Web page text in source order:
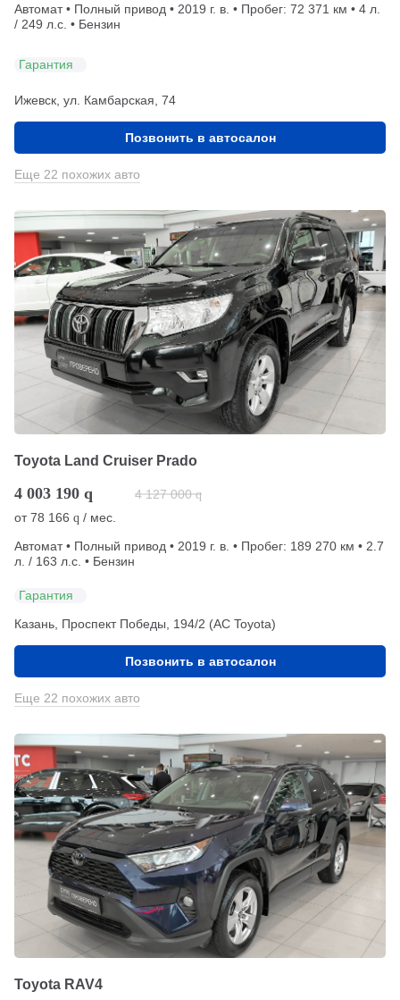
Автомат • Полный привод • 2019 г. в. • Пробег: 72 371 км • 4 л.
/ 249 л.с. • Бензин
Гарантия
Ижевск, ул. Камбарская, 74
Позвонить в автосалон
Еще 22 похожих авто
Toyota Land Cruiser Prado
4 003 190 q 4 127 000 q
от78 166 q / мес.
Автомат • Полный привод • 2019 г. в. • Пробег: 189 270 км • 2.7
л. / 163 л.с. • Бензин
Гарантия
Казань, Проспект Победы, 194/2 (АС Toyota)
Позвонить в автосалон
Еще 22 похожих авто
Toyota RAV4